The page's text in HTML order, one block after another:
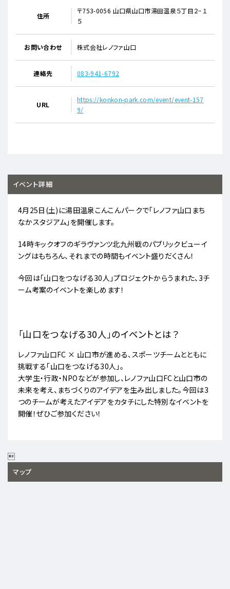
住所
〒753-0056 山口県山口市湯田温泉５丁目２−１
５
お問い合わせ 株式会社レノファ山口
連絡先 083-941-6792
URL
https://konkon-park.com/event/event-157
9/
イベント詳細
4月25日(土)に湯田温泉こんこんパークで「レノファ山口まち
なかスタジアム」を開催します。
14時キックオフのギラヴァンツ北九州戦のパブリックビューイ
ングはもちろん、それまでの時間もイベント盛りだくさん！
今回は「山口をつなげる30人」プロジェクトからうまれた、3チ
ーム考案のイベントを楽しめます！
「山口をつなげる30人」のイベントとは？
レノファ山口FC × 山口市が進める、スポーツチームとともに
挑戦する「山口をつなげる30人」。
大学生・行政・NPOなどが参加し、レノファ山口FCと山口市の
未来を考え、まちづくりのアイデアを生み出しました。今回は3
つのチームが考えたアイデアをカタチにした特別なイベントを
開催！ぜひご参加ください！

マップ